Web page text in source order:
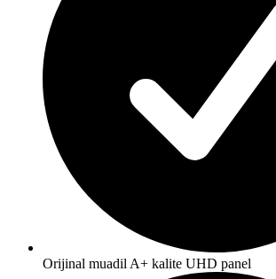
Orijinal muadil A+ kalite UHD panel